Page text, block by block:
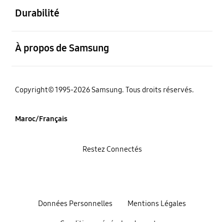
Durabilité
À propos de Samsung
Copyright© 1995-2026 Samsung. Tous droits réservés.
Maroc/Français
Données Personnelles Mentions Légales
Restez Connectés